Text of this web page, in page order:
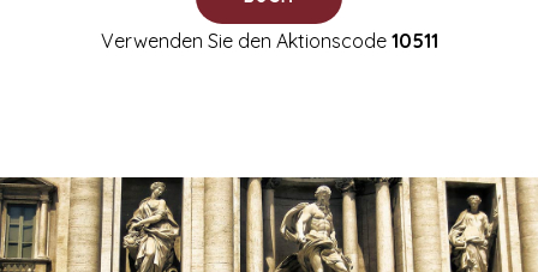
Verwenden Sie den Aktionscode 10511